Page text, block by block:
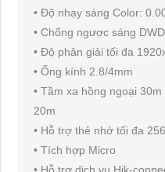
• Độ nhạy sáng Color:
• Chống ngược sáng
• Độ phân giải tối đa
• Ống kính 2.8/4mm
• Tầm xa hồng ngoại
20m
• Hỗ trợ thẻ nhớ tối đa
• Tích hợp Micro